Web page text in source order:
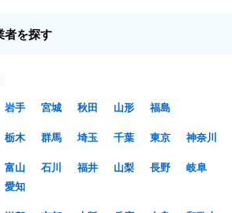
者を探す
岩手 宮城 秋田 山形
福島
栃木 群馬 埼玉 千葉 東京
神奈川
富山 石川 福井 山梨 長野
岐阜
愛知